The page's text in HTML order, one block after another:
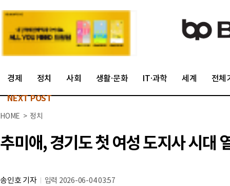
경제 정치 사회 생활·문화 IT·과학 세계 전체
NEXT POST
HOME > 정치
추미애, 경기도 첫 여성 도지사 시대
송인호 기자 입력 2026-06-04 03:57